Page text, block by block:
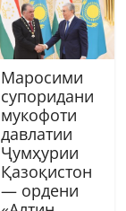
Маросими
супоридани
мукофоти
давлатии
Ҷумҳурии
Қазоқистон
— ордени